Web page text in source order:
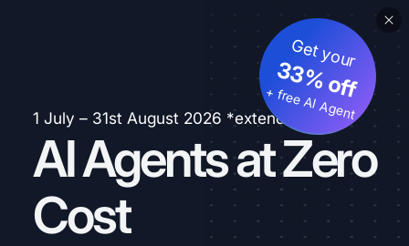
1 July – 31st August 2026 *extended
AI Agents at Zero
Cost
Get your
33% off
+ free AI Agent